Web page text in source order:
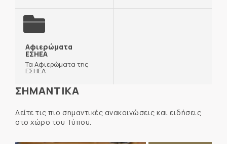
Αφιερώματα
ΕΣΗΕΑ
Τα Αφιερώματα της
ΕΣΗΕΑ
ΣΗΜΑΝΤΙΚΑ
Δείτε τις πιο σημαντικές ανακοινώσεις και ειδήσεις
στο χώρο του Τύπου.